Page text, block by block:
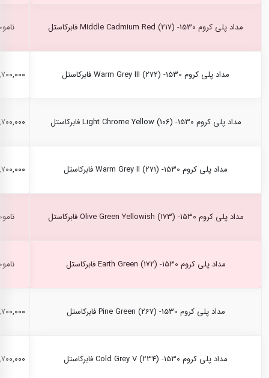
مداد پلی کروم Middle Cadmium Red (217) -1530 فابرکاستل
مداد پلی کروم Warm Grey III (272) -1530 فابرکاستل ۲,۷۰۰,۰۰۰
مداد پلی کروم Light Chrome Yellow (106) -1530 فابرکاستل ۲,۷۰۰,۰۰۰
مداد پلی کروم Warm Grey II (271) -1530 فابرکاستل ۲,۷۰۰,۰۰۰
مداد پلی کروم Olive Green Yellowish (173) -1530 فابرکاستل
مداد پلی کروم Earth Green (172) -1530 فابرکاستل
مداد پلی کروم Pine Green (267) -1530 فابرکاستل ۲,۷۰۰,۰۰۰
مداد پلی کروم Cold Grey V (234) -1530 فابرکاستل ۲,۷۰۰,۰۰۰